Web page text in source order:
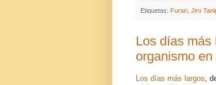
Etiquetas: Furari Jiro
Los días más
organismo
Los días más largos,